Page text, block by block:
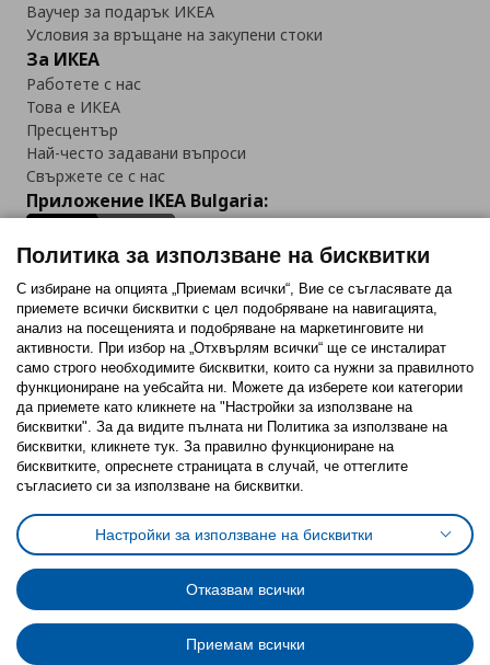
Ваучер за подарък ИКЕА
Условия за връщане на закупени стоки
За ИКЕА
Работете с нас
Това е ИКЕА
Пресцентър
Най-често задавани въпроси
Свържете се с нас
Приложение IKEA Bulgaria:
Последвайте ни:
FacebookTwitterYoutubePinterestInstagram
Политика за използване на бисквитки (Cookies)
Избор на настройки за използване на бисквитки
Условия за ползване на ikea.bgОбща политика за личните данни
Политика за защита на личните данни на ikea.bg
Общи условия на програма IKEA Family
Политика за защита на лични данни на програма IKEA Family
Политика за използване на бисквитки
С избиране на опцията „Приемам всички“, Вие се съгласявате да
приемете всички бисквитки с цел подобряване на навигацията,
анализ на посещенията и подобряване на маркетинговите ни
активности. При избор на „Отхвърлям всички“ ще се инсталират
само строго необходимитe бисквитки, които са нужни за правилното
функциониране на уебсайта ни. Можете да изберете кои категории
да приемете като кликнете на "Настройки за използване на
бисквитки". За да видите пълната ни Политика за използване на
бисквитки, кликнете тук. За правилно функциониране на
бисквитките, опреснете страницата в случай, че оттеглите
съгласието си за използване на бисквитки.
Настройки за използване на бисквитки
Отказвам всички
Приемам всички